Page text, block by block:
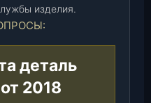
изделия.
деталь
2018